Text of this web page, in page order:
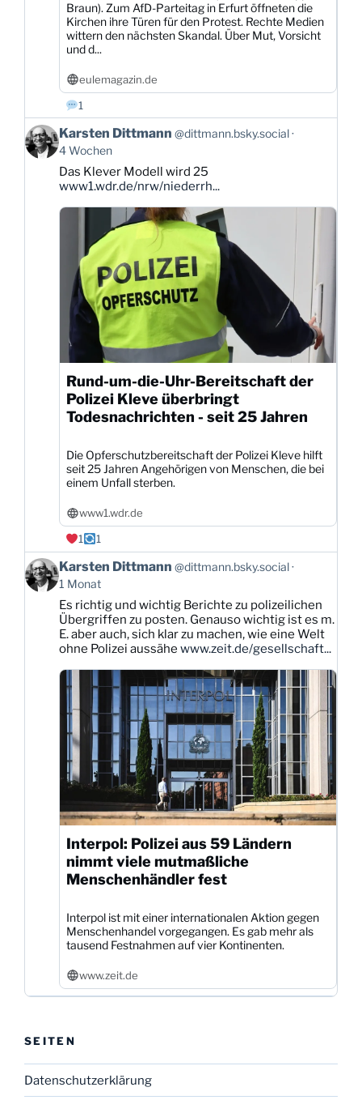
Braun). Zum AfD-Parteitag in Erfurt öffneten die
Kirchen ihre Türen für den Protest. Rechte Medien
wittern den nächsten Skandal. Über Mut, Vorsicht
und d...
eulemagazin.de
1
Beitrag
von
Karsten
Dittmann
Bluesky
Karsten Dittmann @dittmann.bsky.social
4 Wochen
Das Klever Modell wird 25
www1.wdr.de/nrw/niederrh...
Rund-um-die-Uhr-Bereitschaft der
Polizei Kleve überbringt
Todesnachrichten - seit 25 Jahren
Die Opferschutzbereitschaft der Polizei Kleve hilft
seit 25 Jahren Angehörigen von Menschen, die bei
einem Unfall sterben.
www1.wdr.de
1
1
Beitrag
von
Karsten
Dittmann
Bluesky
ansehen
Karsten Dittmann @dittmann.bsky.social
1 Monat
Es richtig und wichtig Berichte zu polizeilichen
Übergriffen zu posten. Genauso wichtig ist es m.
E. aber auch, sich klar zu machen, wie eine Welt
ohne Polizei aussähe www.zeit.de/gesellschaft...
Interpol: Polizei aus 59 Ländern
nimmt viele mutmaßliche
Menschenhändler fest
Interpol ist mit einer internationalen Aktion gegen
Menschenhandel vorgegangen. Es gab mehr als
tausend Festnahmen auf vier Kontinenten.
www.zeit.de
SEITEN
Datenschutzerklärung